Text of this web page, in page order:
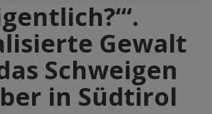
Gewalt
Schweigen
in Südtirol